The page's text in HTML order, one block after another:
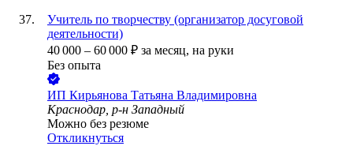
Учитель по творчеству (организатор досуговой
деятельности)
40 000 – 60 000 ₽ за месяц, на руки
Без опыта
ИП Кирьянова Татьяна Владимировна
Краснодар, р-н Западный
Можно без резюме
Откликнуться